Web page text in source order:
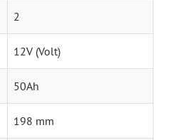
2
12V (Volt)
50Ah
198 mm